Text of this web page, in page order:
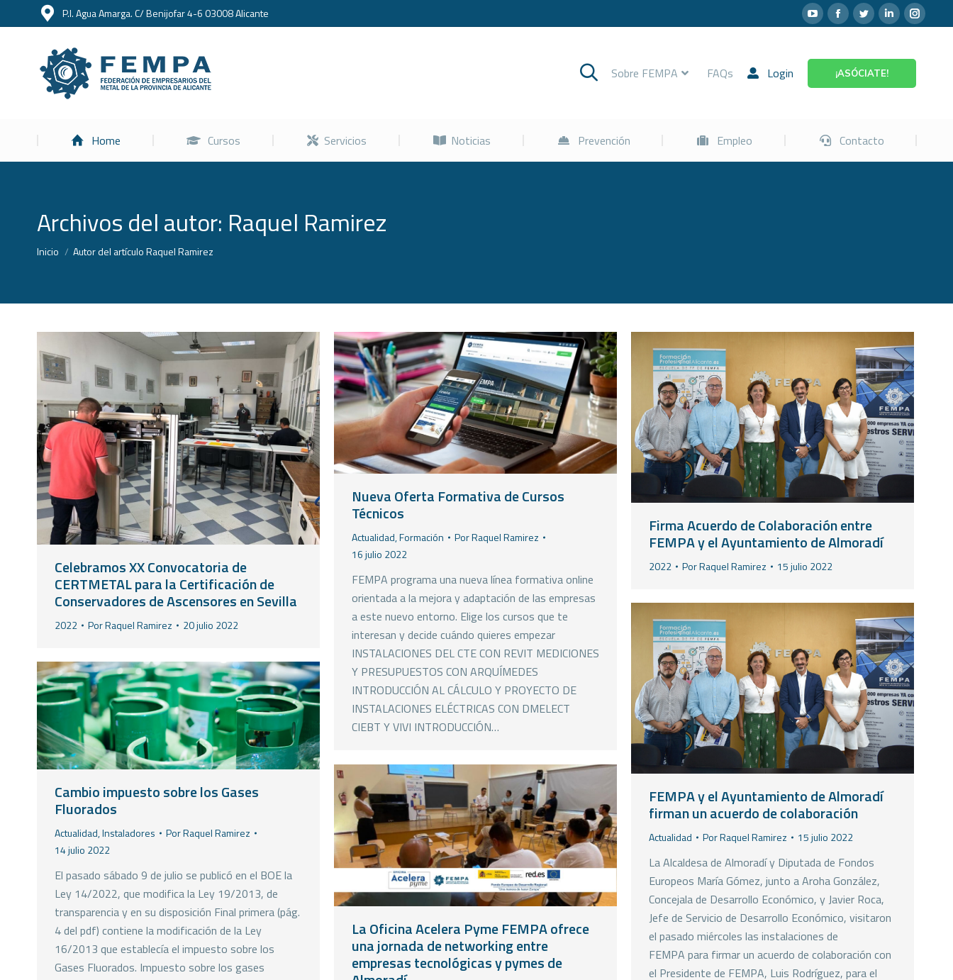
P.I. Agua Amarga. C/ Benijofar 4-6 03008 Alicante
Sobre FEMPA FAQs Login ¡ASÓCIATE!
Home Cursos Servicios Noticias Prevención Empleo Contacto
Archivos del autor: Raquel Ramirez
Estás aquí:
Inicio Autor del artículo Raquel Ramirez
Celebramos XX Convocatoria de
CERTMETAL para la Certificación de
Conservadores de Ascensores en Sevilla
2022 PorRaquel Ramirez 20 julio 2022
Nueva Oferta Formativa de Cursos
Técnicos
Actualidad,Formación PorRaquel Ramirez
16 julio 2022
FEMPA programa una nueva línea formativa online
orientada a la mejora y adaptación de las empresas
a este nuevo entorno. Elige los cursos que te
interesan y decide cuándo quieres empezar
INSTALACIONES DEL CTE CON REVIT MEDICIONES
Y PRESUPUESTOS CON ARQUÍMEDES
INTRODUCCIÓN AL CÁLCULO Y PROYECTO DE
INSTALACIONES ELÉCTRICAS CON DMELECT
CIEBT Y VIVI​ INTRODUCCIÓN…
Firma Acuerdo de Colaboración entre
FEMPA y el Ayuntamiento de Almoradí
2022 PorRaquel Ramirez 15 julio 2022
FEMPA y el Ayuntamiento de Almoradí
firman un acuerdo de colaboración
Actualidad PorRaquel Ramirez 15 julio 2022
La Alcaldesa de Almoradí y Diputada de Fondos
Europeos María Gómez, junto a Aroha González,
Concejala de Desarrollo Económico, y Javier Roca,
Jefe de Servicio de Desarrollo Económico, visitaron
el pasado miércoles las instalaciones de
FEMPA para firmar un acuerdo de colaboración con
el Presidente de FEMPA, Luis Rodríguez, para el
Cambio impuesto sobre los Gases
Fluorados
Actualidad,Instaladores PorRaquel Ramirez
14 julio 2022
El pasado sábado 9 de julio se publicó en el BOE la
Ley 14/2022, que modifica la Ley 19/2013, de
transparencia y en su disposición Final primera (pág.
4 del pdf) contiene la modificación de la Ley
16/2013 que establecía el impuesto sobre los
Gases Fluorados. Impuesto sobre los gases
La Oficina Acelera Pyme FEMPA ofrece
una jornada de networking entre
empresas tecnológicas y pymes de
Home Cursos Servicios Noticias Prevención Empleo Contacto